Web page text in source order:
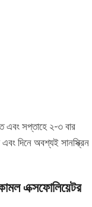
এবং সপ্তাহে ২-৩ বার
দিনে অবশ্যই সানস্ক্রিন
এক্সফোলিয়েটর